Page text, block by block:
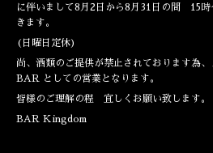
に伴いまして8月2日から8月31日の間 15時
きます。
(日曜日定休)
尚、酒類のご提供が禁止されております為
BAR としての営業となります。
皆様のご理解の程 宜しくお願い致します。
BAR Kingdom